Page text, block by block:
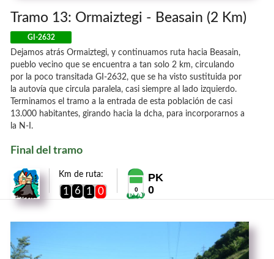
Tramo 13: Ormaiztegi - Beasain (2 Km)
GI-2632
Dejamos atrás Ormaiztegi, y continuamos ruta hacia Beasain,
pueblo vecino que se encuentra a tan solo 2 km, circulando
por la poco transitada GI-2632, que se ha visto sustituida por
la autovía que circula paralela, casi siempre al lado izquierdo.
Terminamos el tramo a la entrada de esta población de casi
13.000 habitantes, girando hacia la dcha, para incorporarnos a
la N-I.
Final del tramo
Km de ruta:
1 6 1 0 0
PK
0